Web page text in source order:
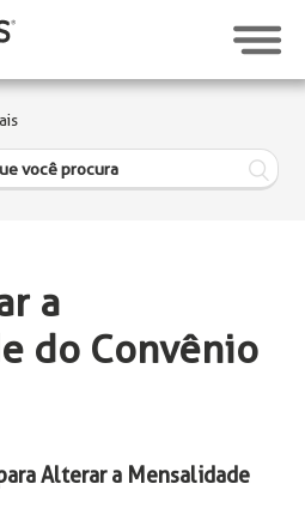
a
do Convênio
Alterar a Mensalidade